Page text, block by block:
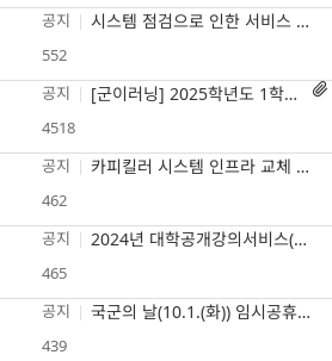
공지
시스템 점검으로 인한 서비스 일시 중단 안내(2/24 18-20시)
552
공지
[군이러닝] 2025학년도 1학기 군 복무중 학점인정 원격수업 안내 (첨부파일 확인 필수) 
4518
공지
카피킬러 시스템 인프라 교체 작업에 따른 서비스 중단 안내(1/20 0시~12시)
462
공지
2024년 대학공개강의서비스(KOCW) 활용실태 조사
465
공지
국군의 날(10.1.(화)) 임시공휴일 지정에 따른 휴무 안내
439